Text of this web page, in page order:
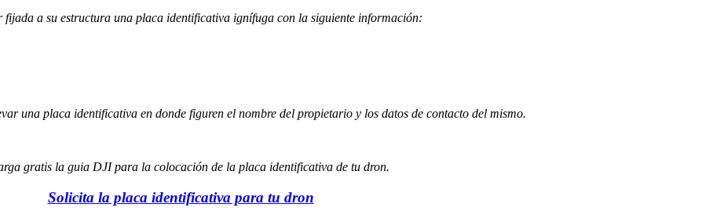
a su estructura una placa identificativa ignífuga con la siguiente información:
una placa identificativa en donde figuren el nombre del propietario y los datos de contacto del mismo.
gratis la guia DJI para la colocación de la placa identificativa de tu dron.
Solicita la placa identificativa para tu dron